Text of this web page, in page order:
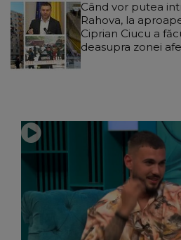
Când vor putea
Rahova, la
Ciprian Ciucu a
deasupra zonei